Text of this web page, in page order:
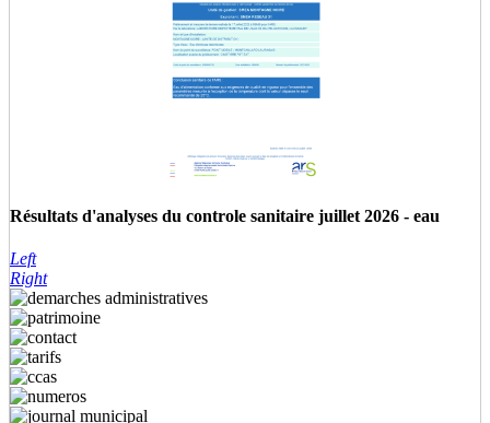
Résultats d'analyses du controle sanitaire juillet 2026 - eau
Left
Right